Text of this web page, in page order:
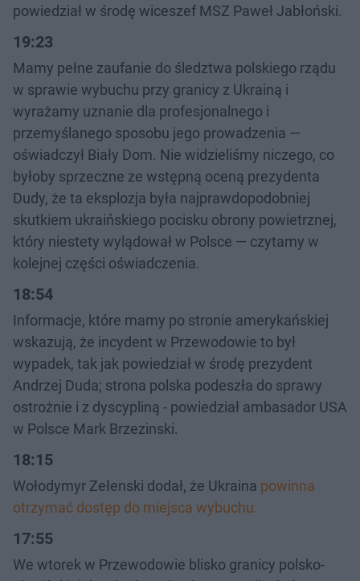
powiedział w środę wiceszef MSZ Paweł Jabłoński.
19:23
Mamy pełne zaufanie do śledztwa polskiego rządu
w sprawie wybuchu przy granicy z Ukrainą i
wyrażamy uznanie dla profesjonalnego i
przemyślanego sposobu jego prowadzenia —
oświadczył Biały Dom. Nie widzieliśmy niczego, co
byłoby sprzeczne ze wstępną oceną prezydenta
Dudy, że ta eksplozja była najprawdopodobniej
skutkiem ukraińskiego pocisku obrony powietrznej,
który niestety wylądował w Polsce — czytamy w
kolejnej części oświadczenia.
18:54
Informacje, które mamy po stronie amerykańskiej
wskazują, że incydent w Przewodowie to był
wypadek, tak jak powiedział w środę prezydent
Andrzej Duda; strona polska podeszła do sprawy
ostrożnie i z dyscypliną - powiedział ambasador USA
w Polsce Mark Brzezinski.
18:15
Wołodymyr Zełenski dodał, że Ukraina powinna
otrzymać dostęp do miejsca wybuchu.
17:55
We wtorek w Przewodowie blisko granicy polsko-